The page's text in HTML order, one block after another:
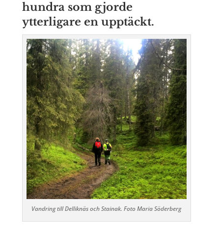
hundra som gjorde
ytterligare en upptäckt.
Vandring till Delliknäs och Stainak. Foto Maria Söderberg